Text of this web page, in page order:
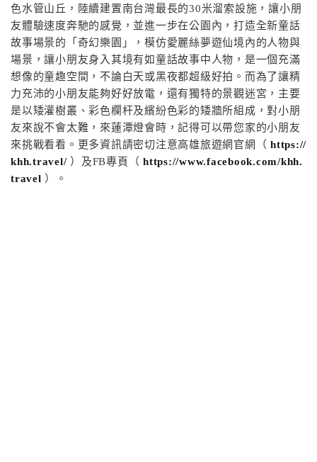
色水管山丘，陸續建置南台灣最長的30米溜索設施，讓小朋
友體驗速度奔馳的感覺，並進一步在公園內，打造全新童話
故事場景的「奇幻樂園」，模仿愛麗絲夢遊仙境內的人物與
場景，讓小朋友身入其境有如童話故事中人物，是一個充滿
想像的童趣空間，不論白天或黑夜都超級好拍。而為了讓精
力充沛的小朋友能夠好好放電，還有獨特的景觀迷宮，主要
是以矮灌樹叢、彩色欄杆及繽紛色彩的矮牆所組成，對小朋
友來說不會太難，來蓮潭燈會時，記得可以帶您家的小朋友
來挑戰看看。更多資訊請密切注意高雄旅遊網官網（ https://
khh.travel/）及FB專頁（ https://www.facebook.com/khh.
travel ）。